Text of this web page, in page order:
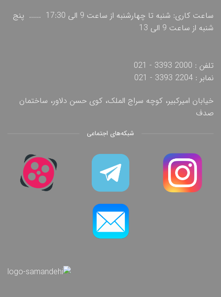
ساعت کاری: شنبه تا چهارشنبه از ساعت 9 الی 17:30 ...... پنج
شنبه از ساعت 9 الی 13
تلفن : 2000 3393 - 021
نمابر : 2204 3393 - 021
خیابان امیرکبیر، کوچه سراج الملک، کوی حسن دلاور، ساختمان
صدف
شبکه‌های اجتماعی